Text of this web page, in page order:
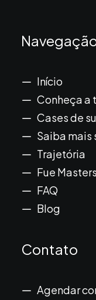
Início
Conheça a
Cases de
Saiba
Trajetória
Fue Masters
FAQ
Blog
Contato
Agendar